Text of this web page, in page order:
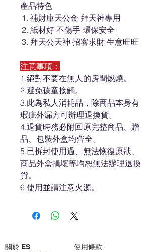
產品特色
補財庫天公金 拜天神專用
紙材好 不傷手 環保安全
拜天公天神 招客求財 生意旺旺
注意事項：
1.絕對不要在無人的房間燃燒。
2.避免孩童接觸。
3.此為私人消耗品，除商品本身有
瑕疵外漏方可辦理退換貨。
4.退貨時務必附回原完整商品、贈
品、包裝外盒均齊全。
5.已拆封使用過、無法恢復原狀、
商品外盒損壞等均恕無法辦理退換
貨。
6.使用並請注意火源。
關於 ES 使用條款